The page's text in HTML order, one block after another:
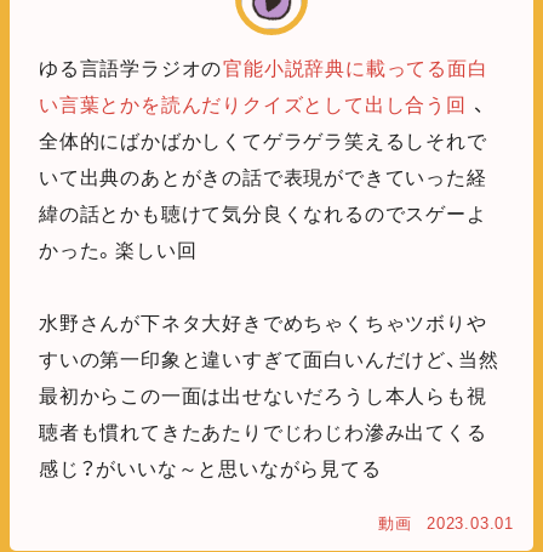
ゆる言語学ラジオの官能小説辞典に載ってる面白
い言葉とかを読んだりクイズとして出し合う回 、
全体的にばかばかしくてゲラゲラ笑えるしそれで
いて出典のあとがきの話で表現ができていった経
緯の話とかも聴けて気分良くなれるのでスゲーよ
かった。楽しい回
水野さんが下ネタ大好きでめちゃくちゃツボりや
すいの第一印象と違いすぎて面白いんだけど、当然
最初からこの一面は出せないだろうし本人らも視
聴者も慣れてきたあたりでじわじわ滲み出てくる
感じ？がいいな～と思いながら見てる
動画 2023.03.01